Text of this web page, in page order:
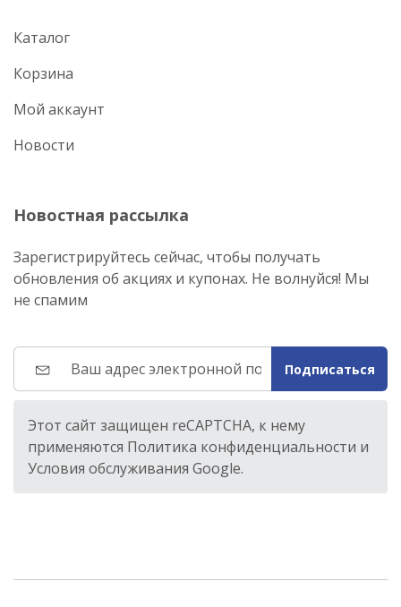
Каталог
Корзина
Мой аккаунт
Новости
Новостная рассылка
Зарегистрируйтесь сейчас, чтобы получать
обновления об акциях и купонах. Не волнуйся! Мы
не спамим
Подписаться
Этот сайт защищен reCAPTCHA, к нему
применяются Политика конфиденциальности и
Условия обслуживания Google.